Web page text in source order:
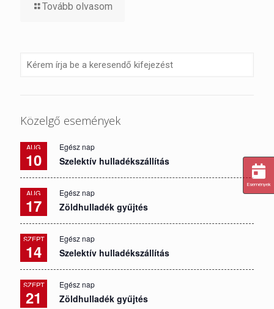
Tovább olvasom
Közelgő események
AUG
10
Egész nap
Szelektív hulladékszállítás
AUG
17
Egész nap
Zöldhulladék gyűjtés
SZEPT
14
Egész nap
Szelektív hulladékszállítás
SZEPT
21
Egész nap
Zöldhulladék gyűjtés
Események